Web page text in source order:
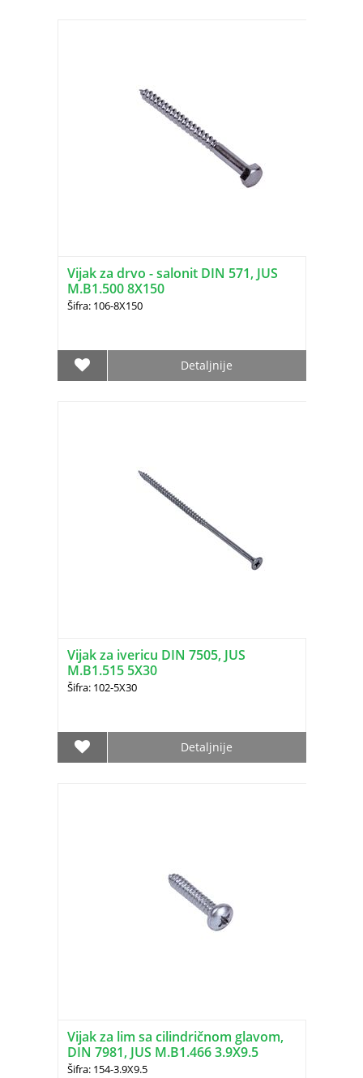
Vijak za drvo - salonit DIN 571, JUS
M.B1.500 8X150
Šifra: 106-8X150
Detaljnije
Vijak za ivericu DIN 7505, JUS
M.B1.515 5X30
Šifra: 102-5X30
Detaljnije
Vijak za lim sa cilindričnom glavom,
DIN 7981, JUS M.B1.466 3.9X9.5
Šifra: 154-3.9X9.5